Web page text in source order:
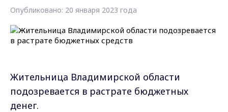
Опубликовано: 20 января 2023 года
Жительница Владимирской области
подозревается в растрате бюджетных
денег.